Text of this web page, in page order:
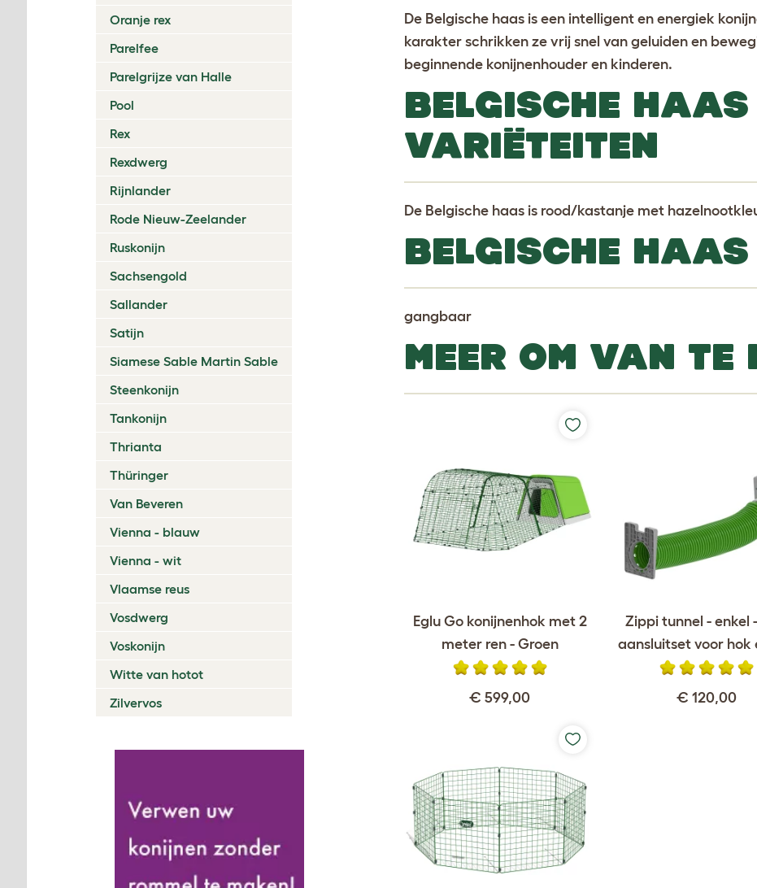
Oranje rex
Parelfee
Parelgrijze van Halle
Pool
Rex
Rexdwerg
Rijnlander
Rode Nieuw-Zeelander
Ruskonijn
Sachsengold
Sallander
Satijn
Siamese Sable Martin Sable
Steenkonijn
Tankonijn
Thrianta
Thüringer
Van Beveren
Vienna - blauw
Vienna - wit
Vlaamse reus
Vosdwerg
Voskonijn
Witte van hotot
Zilvervos
De Belgische haas is een intelligent en energiek
karakter schrikken ze vrij snel van geluiden en
beginnende konijnenhouder en kinderen.
BELGISCHE HAAS
VARIËTEITEN
De Belgische haas is rood/kastanje met
BELGISCHE
gangbaar
MEER OM VAN TE
Eglu Go konijnenhok met 2
meter ren - Groen
€ 599,00
Zippi tunnel - enkel
aansluitset voor hok
€ 120,00